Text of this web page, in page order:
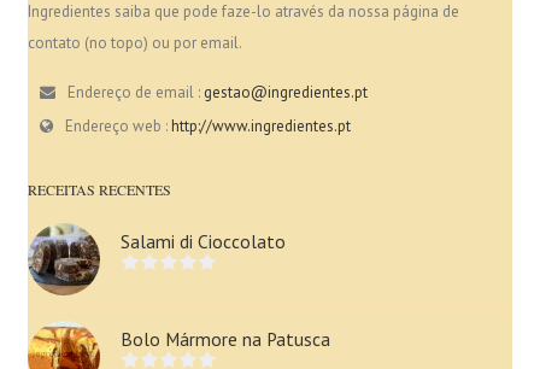
Ingredientes saiba que pode faze-lo através da nossa página de
contato (no topo) ou por email.
Endereço de email : gestao@ingredientes.pt
Endereço web :http://www.ingredientes.pt
RECEITAS RECENTES
Salami di Cioccolato
Bolo Mármore na Patusca